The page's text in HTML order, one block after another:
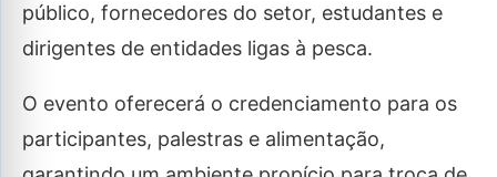
público, fornecedores do setor, estudantes e
dirigentes de entidades ligas à pesca.
O evento oferecerá o credenciamento para os
participantes, palestras e alimentação,